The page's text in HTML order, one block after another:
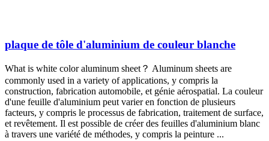
plaque de tôle d'aluminium de couleur blanche
What is white color aluminum sheet？ Aluminum sheets are
commonly used in a variety of applications, y compris la
construction, fabrication automobile, et génie aérospatial. La couleur
d'une feuille d'aluminium peut varier en fonction de plusieurs
facteurs, y compris le processus de fabrication, traitement de surface,
et revêtement. Il est possible de créer des feuilles d'aluminium blanc
à travers une variété de méthodes, y compris la peinture ...